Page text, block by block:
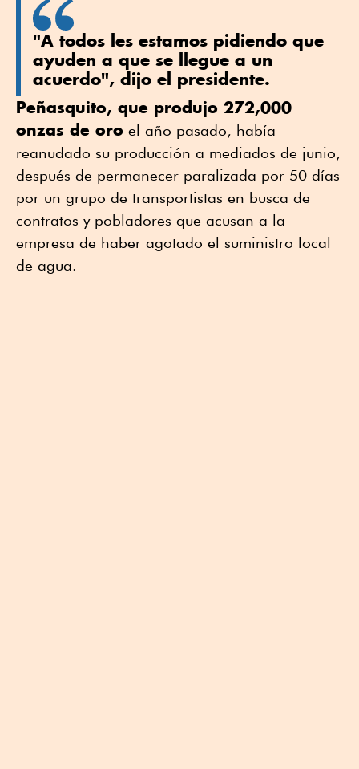
"A todos les estamos pidiendo que
ayuden a que se llegue a un
acuerdo", dijo el presidente.
Peñasquito, que produjo 272,000
onzas de oro el año pasado, había
reanudado su producción a mediados de junio,
después de permanecer paralizada por 50 días
por un grupo de transportistas en busca de
contratos y pobladores que acusan a la
empresa de haber agotado el suministro local
de agua.